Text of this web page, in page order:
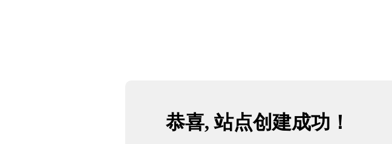
恭喜, 站点创建成功！